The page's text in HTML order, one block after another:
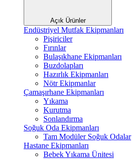
Açık Ürünler
Endüstriyel Mutfak Ekipmanları
Pişiriciler
Fırınlar
Bulaşıkhane Ekipmanları
Buzdolapları
Hazırlık Ekipmanları
Nötr Ekipmanlar
Çamaşırhane Ekipmanları
Yıkama
Kurutma
Sonlandırma
Soğuk Oda Ekipmanları
Tam Modüler Soğuk Odalar
Hastane Ekipmanları
Bebek Yıkama Ünitesi